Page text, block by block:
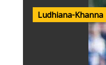
Ludhiana-Khanna